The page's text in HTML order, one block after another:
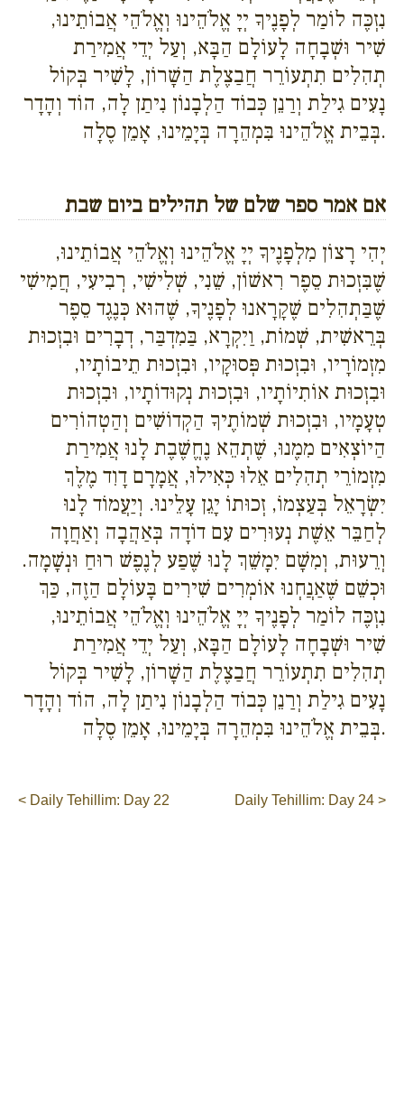
נִזְכֶּה לוֹמַר לְפָנֶיךָ יְיָ אֱלֹהֵינוּ וְאֱלֹהֵי אֲבוֹתֵינוּ,
שִׁיר וּשְׁבָחָה לָעוֹלָם הַבָּא, וְעַל יְדֵי אֲמִירַת
תְהִלִים תִתְעוֹרֵר חֲבַצֶלֶת הַשָׁרוֹן, לָשִׁיר בְּקוֹל
נָעִים גִילַת וְרַנֵן כְּבוֹד הַלְבָנוֹן נִיתַן לָה, הוֹד וְהָדָר
בְּבֵית אֱלֹהֵינוּ בִּמְהֵרָה בְּיָמֵינוּ, אָמֵן סֶלָה.
אם אמר ספר שלם של תהילים ביום שבת
יְהִי רָצוֹן מִלְפָנֶיךָ יְיָ אֱלֹהֵינוּ וְאֱלֹהֵי אֲבוֹתֵינוּ,
שֶׁבִּזְכוּת סֵפֶר רִאשׁוֹן, שֵׁנִי, שְׁלִישִׁי, רְבִיעִי, חֲמִישִׁי
שֶׁבַּתְהִלִים שֶׁקָרָאנוּ לְפָנֶיךָ, שֶׁהוּא כְּנֶגֶד סֵפֶר
בְּרֵאשִׁית, שְׁמוֹת, וַיִקְרָא, בַּמִדְבַּר, דְבָרִים וּבִזְכוּת
מִזְמוֹרָיו, וּבִזְכוּת פְּסוּקָיו, וּבִזְכוּת תֵיבוֹתָיו,
וּבִזְכוּת אוֹתִיוֹתָיו, וּבִזְכוּת נְקוּדוֹתָיו, וּבִזְכוּת
טְעָמָיו, וּבִזְכוּת שְׁמוֹתֶיךָ הַקְדוֹשִׁים וְהַטְהוֹרִים
הַיוֹצְאִים מִמֶנוּ, שֶׁתְהֵא נֶחֱשֶׁבֶת לָנוּ אֲמִירַת
מִזְמוֹרֵי תְהִלִים אֵלוּ כְּאִילוּ, אֲמָרָם דָוִד מֶלֶךְ
יִשְׂרָאֵל בְּעַצְמוֹ, זְכוּתוֹ יָגֵן עָלֵינוּ. וְיַעֲמוֹד לָנוּ
לְחַבֵּר אֵשֶׁת נְעוּרִים עִם דוֹדָה בְּאַהֲבָה וְאַחֲוָה
וְרֵעוּת, וְמִשָׁם יִמָשֵׁךְ לָנוּ שֶׁפַע לְנֶפֶשׁ רוּחַ וּנְשָׁמָה.
וּכְשֵׁם שֶׁאַנֲחְנוּ אוֹמְרִים שִׁירִים בָּעוֹלָם הַזֶה, כַּךְ
נִזְכֶּה לוֹמַר לְפָנֶיךָ יְיָ אֱלֹהֵינוּ וְאֱלֹהֵי אֲבוֹתֵינוּ,
שִׁיר וּשְׁבָחָה לָעוֹלָם הַבָּא, וְעַל יְדֵי אֲמִירַת
תְהִלִים תִתְעוֹרֵר חֲבַצֶלֶת הַשָׁרוֹן, לָשִׁיר בְּקוֹל
נָעִים גִילַת וְרַנֵן כְּבוֹד הַלְבָנוֹן נִיתַן לָה, הוֹד וְהָדָר
בְּבֵית אֱלֹהֵינוּ בִּמְהֵרָה בְּיָמֵינוּ, אָמֵן סֶלָה.
< Daily Tehillim: Day 22 Daily Tehillim: Day 24 >